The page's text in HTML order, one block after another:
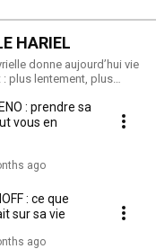
HARIEL
donne aujourd’hui vie
plus lentement, plus
de l’entreprise, de la
ce qu’elle fait, mais qui
cache derrière les
la blessure derrière la
: prendre sa
vous en
ago
: ce que
sur sa vie
ago